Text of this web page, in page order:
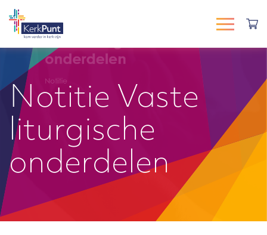
Notitie Vaste
liturgische
onderdelen